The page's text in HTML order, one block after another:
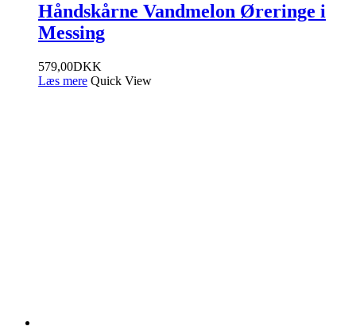
Håndskårne Vandmelon Øreringe i
Messing
579,00DKK
Læs mere Quick View